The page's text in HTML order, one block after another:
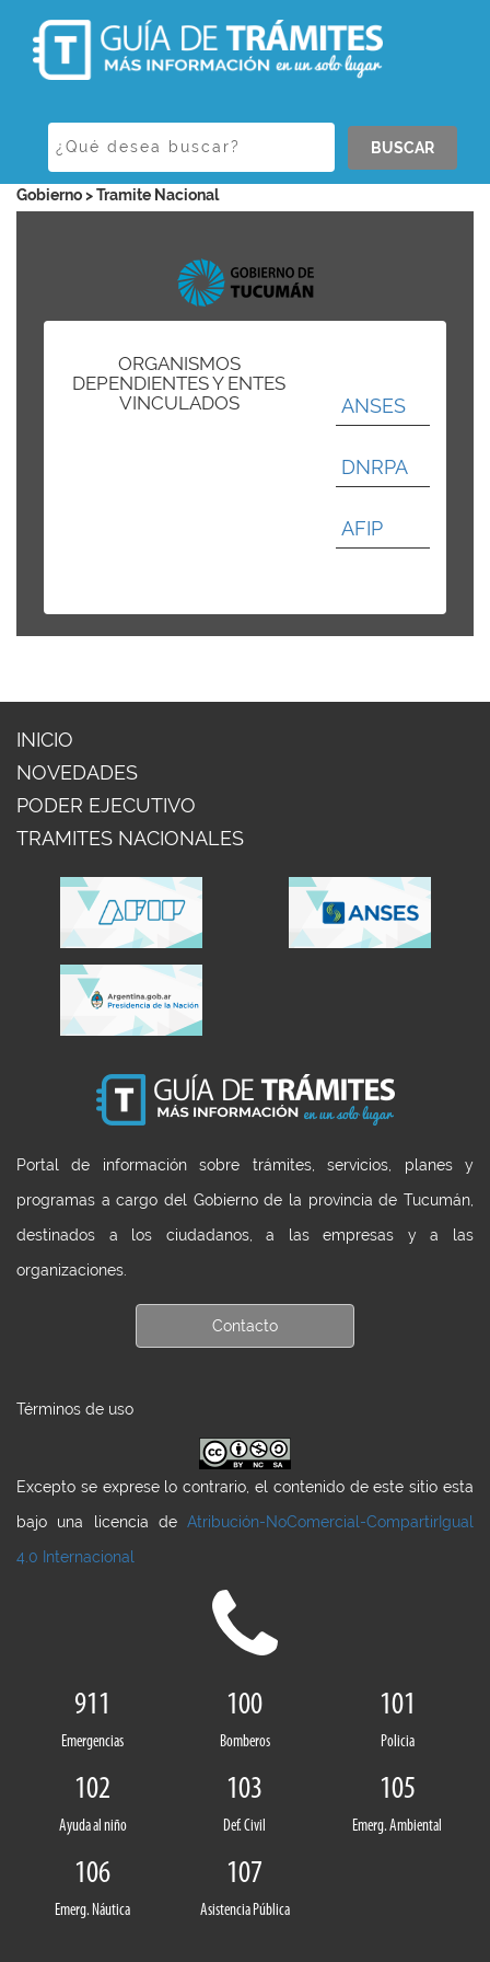
BUSCAR
Gobierno > Tramite Nacional
ORGANISMOS
DEPENDIENTES Y ENTES
VINCULADOS
ANSES
DNRPA
AFIP
INICIO
NOVEDADES
PODER EJECUTIVO
TRAMITES NACIONALES
Portal de información sobre trámites, servicios, planes y
programas a cargo del Gobierno de la provincia de Tucumán,
destinados a los ciudadanos, a las empresas y a las
organizaciones.
Contacto
Términos de uso
Excepto se exprese lo contrario, el contenido de este sitio esta
bajo una licencia de Atribución-NoComercial-CompartirIgual
4.0 Internacional
911
Emergencias
100
Bomberos
101
Policia
102
Ayuda al niño
103
Def. Civil
105
Emerg. Ambiental
106
Emerg. Náutica
107
Asistencia Pública